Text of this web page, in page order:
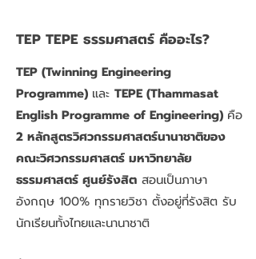
TEP TEPE ธรรมศาสตร์ คืออะไร?
TEP (Twinning Engineering
Programme) และ TEPE (Thammasat
English Programme of Engineering) คือ
2 หลักสูตรวิศวกรรมศาสตร์นานาชาติของ
คณะวิศวกรรมศาสตร์ มหาวิทยาลัย
ธรรมศาสตร์ ศูนย์รังสิต สอนเป็นภาษา
อังกฤษ 100% ทุกรายวิชา ตั้งอยู่ที่รังสิต รับ
นักเรียนทั้งไทยและนานาชาติ